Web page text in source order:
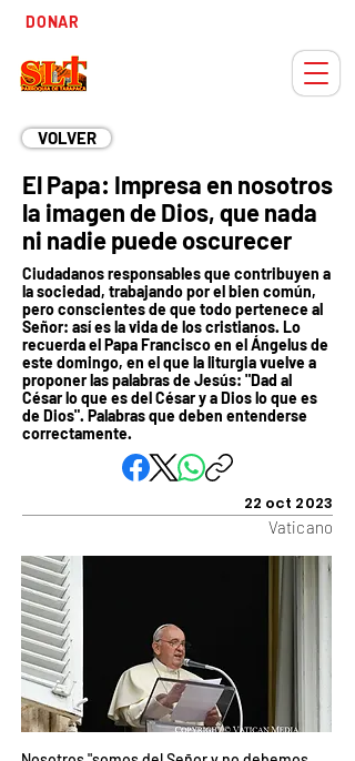
DONAR
VOLVER
El Papa: Impresa en nosotros
la imagen de Dios, que nada
ni nadie puede oscurecer
Ciudadanos responsables que contribuyen a
la sociedad, trabajando por el bien común,
pero conscientes de que todo pertenece al
Señor: así es la vida de los cristianos. Lo
recuerda el Papa Francisco en el Ángelus de
este domingo, en el que la liturgia vuelve a
proponer las palabras de Jesús: "Dad al
César lo que es del César y a Dios lo que es
de Dios". Palabras que deben entenderse
correctamente.
22 oct 2023
Vaticano